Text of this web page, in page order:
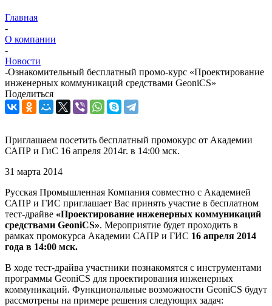
Главная
-
О компании
-
Новости
-Ознакомительный бесплатный промо-курс «Проектирование
инженерных коммуникаций средствами GeoniCS»
Поделиться
Приглашаем посетить бесплатный промокурс от Академии
САПР и ГиС 16 апреля 2014г. в 14:00 мск.
31 марта 2014
Русская Промышленная Компания совместно с Академией
САПР и ГИС приглашает Вас принять участие в бесплатном
тест-драйве «Проектирование инженерных коммуникаций
средствами GeoniCS». Мероприятие будет проходить в
рамках промокурса Академии САПР и ГИС 16 апреля 2014
года в 14:00 мск.
В ходе тест-драйва участники познакомятся с инструментами
программы GeoniCS для проектирования инженерных
коммуникаций. Функциональные возможности GeoniCS будут
рассмотрены на примере решения следующих задач: